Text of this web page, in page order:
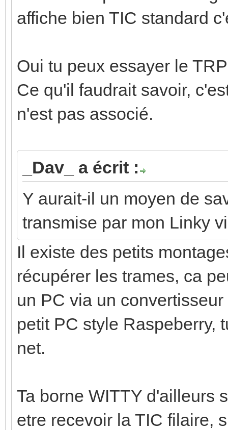
affiche bien TIC standard
Oui tu peux essayer le
Ce qu'il faudrait savoir,
n'est pas associé.
_Dav_ a écrit :
Y aurait-il un moyen de
transmise par mon Linky
Il existe des petits
récupérer les trames, ca
un PC via un
petit PC style Raspeberry,
net.
Ta borne WITTY d'ailleurs
etre recevoir la TIC filaire,